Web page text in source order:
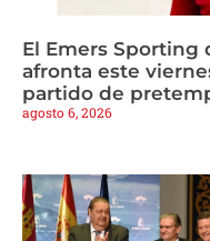
El Emers Sporting
afronta este
partido de
agosto 6, 2026